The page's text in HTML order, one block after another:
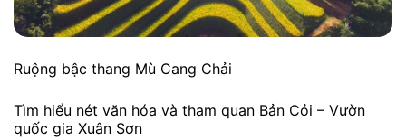
Ruộng bậc thang Mù Cang Chải
Tìm hiểu nét văn hóa và tham quan Bản Cỏi – Vườn
quốc gia Xuân Sơn